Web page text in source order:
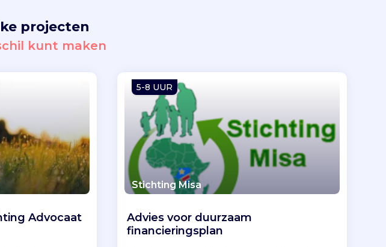
projecten
kunt maken
Advocaat
5-8 UUR
Stichting Misa
Advies voor duurzaam
financieringsplan